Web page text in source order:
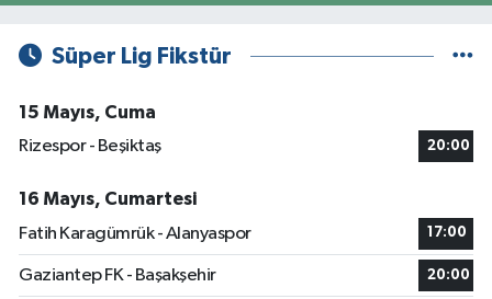
Süper Lig Fikstür
15 Mayıs, Cuma
Rizespor - Beşiktaş
20:00
16 Mayıs, Cumartesi
Fatih Karagümrük - Alanyaspor
17:00
Gaziantep FK - Başakşehir 20:00